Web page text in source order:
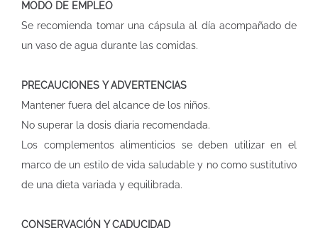
MODO DE EMPLEO
Se recomienda tomar una cápsula al día acompañado de
un vaso de agua durante las comidas.
PRECAUCIONES Y ADVERTENCIAS
Mantener fuera del alcance de los niños.
No superar la dosis diaria recomendada.
Los complementos alimenticios se deben utilizar en el
marco de un estilo de vida saludable y no como sustitutivo
de una dieta variada y equilibrada.
CONSERVACIÓN Y CADUCIDAD